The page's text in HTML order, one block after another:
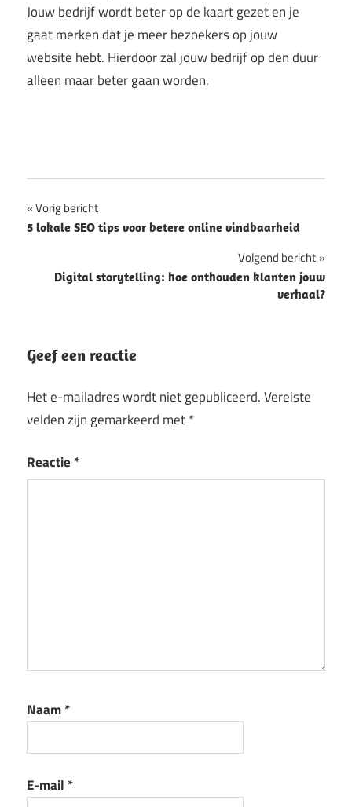
Jouw bedrijf wordt beter op de kaart gezet en je
gaat merken dat je meer bezoekers op jouw
website hebt. Hierdoor zal jouw bedrijf op den duur
alleen maar beter gaan worden.
Bericht
navigatie
Vorig bericht
5 lokale SEO tips voor betere online vindbaarheid
Volgend bericht
Digital storytelling: hoe onthouden klanten jouw
verhaal?
Geef een reactie
Het e-mailadres wordt niet gepubliceerd.Vereiste
velden zijn gemarkeerd met*
Reactie *
Naam*
E-mail *